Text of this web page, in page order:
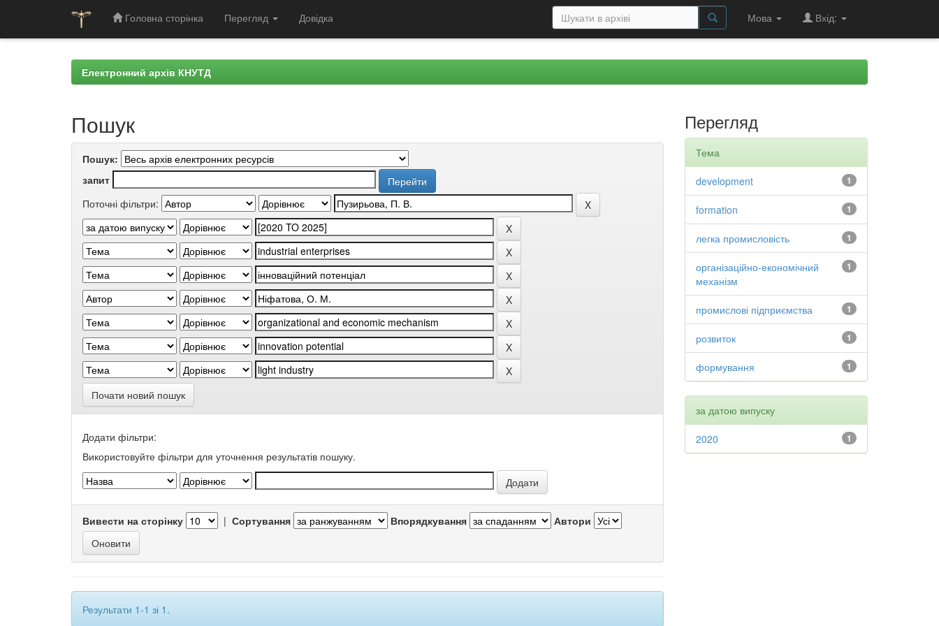
Головна сторінка Перегляд Довідка Мова Вхід:
Електронний архів КНУТД
Пошук
Пошук:
запит
Поточні фільтри:
Почати новий пошук
Додати фільтри:
Використовуйте фільтри для уточнення результатів пошуку.
Вивести на сторінку | Сортування Впорядкування Автори
Результати 1-1 зі 1.
Перегляд
Тема
1
development
1
formation
1
легка промисловість
1
організаційно-економічний
механізм
1
промислові підприємства
1
розвиток
1
формування
за датою випуску
1
2020